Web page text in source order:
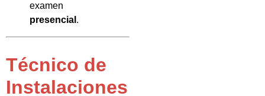
examen
presencial .
Técnico de
Instalaciones